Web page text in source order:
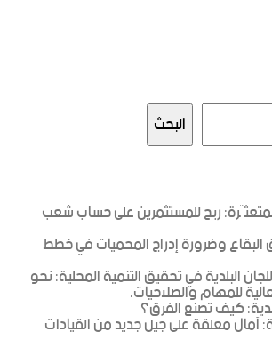
البحث
ربح للمستثمرين على حساب شعب
وضرورة إدراج المحميات في خطط
البلدية في تحقيق التنمية المحلية: نحو
للمهام والصلاحيات.
كيف تصنع الفرق؟
آمال معلقة على جيل جديد من القيادات